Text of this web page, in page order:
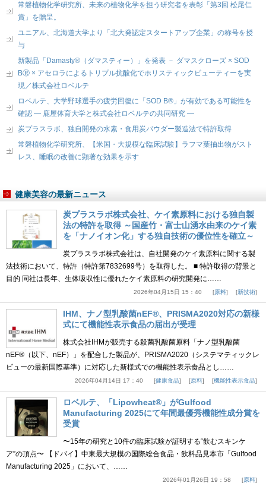
常磐植物化学研究所、未来の植物化学を担う研究者を表彰「第3回 松尾仁
賞」を贈呈。
ユニアル、北海道大学より「北大発認定スタートアップ企業」の称号を授
与
新製品「Damasty®（ダマスティー）」を発表 － ダマスクローズ × SOD
BⓇ × アセロラによるトリプル抗酸化でホリスティックビューティーを実
現／株式会社ロベルテ
ロベルテ、大学野球選手の疲労回復に「SOD B®」が有効である可能性を
確認 ― 鹿屋体育大学と株式会社ロベルテの共同研究 ―
炭プラスラボ、独自開発の水素・食用炭パウダー製造法で特許取得
常磐植物化学研究所、【米国・大規模な臨床試験】ラフマ葉抽出物がスト
レス、睡眠の改善に顕著な効果を示す
健康美容の最新ニュース
炭プラスラボ株式会社、ケイ素原料における独自製
法の特許を取得 ～国産竹・富士山湧水由来のケイ素
を「ナノイオン化」する独自技術の優位性を確立～
炭プラスラボ株式会社は、自社開発のケイ素原料に関する製
法技術において、特許（特許第7832699号）を取得した。 ■ 特許取得の背景と
目的 同社は長年、生体吸収性に優れたケイ素原料の研究開発に……
2026年04月15日 15：40 原料 新技術
IHM、ナノ型乳酸菌nEF®、PRISMA2020対応の新様
式にて機能性表示食品の届出が受理
株式会社IHMが販売する殺菌乳酸菌原料「ナノ型乳酸菌
nEF®（以下、nEF）」を配合した製品が、PRISMA2020（システマティックレ
ビューの最新国際基準）に対応した新様式での機能性表示食品とし……
2026年04月14日 17：40 健康食品 原料 機能性表示食品
ロベルテ、「Lipowheat®」がGulfood
Manufacturing 2025にて年間最優秀機能性成分賞を
受賞
〜15年の研究と10件の臨床試験が証明する“飲むスキンケ
ア”の頂点〜 【ドバイ】中東最大規模の国際総合食品・飲料品見本市「Gulfood
Manufacturing 2025」において、……
2026年01月26日 19：58 原料